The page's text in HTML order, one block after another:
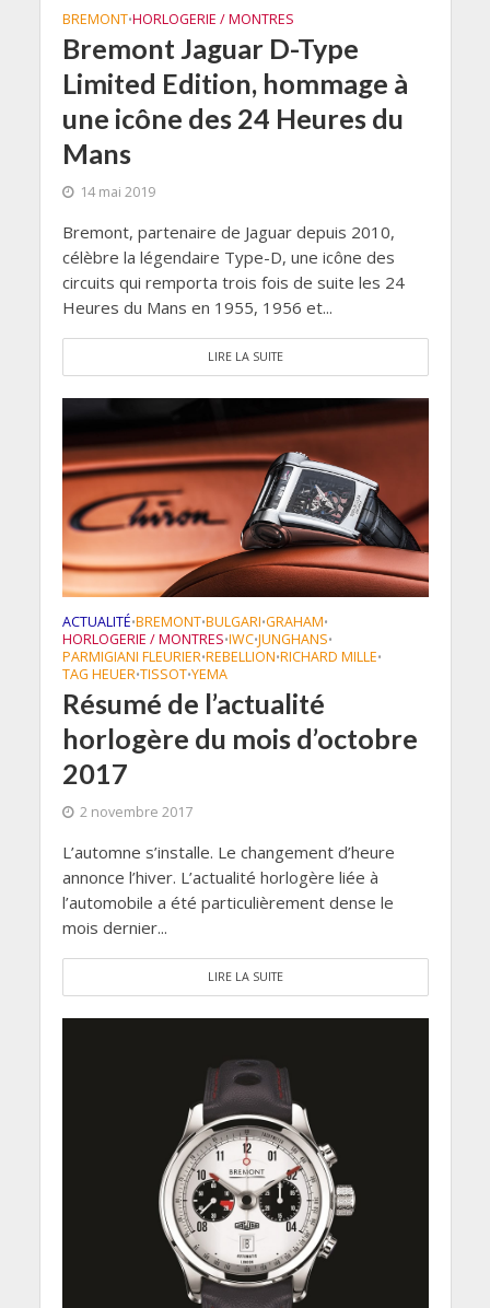
BREMONT•HORLOGERIE / MONTRES
Bremont Jaguar D-Type
Limited Edition, hommage à
une icône des 24 Heures du
Mans
14 mai 2019
Bremont, partenaire de Jaguar depuis 2010,
célèbre la légendaire Type-D, une icône des
circuits qui remporta trois fois de suite les 24
Heures du Mans en 1955, 1956 et...
LIRE LA SUITE
ACTUALITÉ•BREMONT•BULGARI•GRAHAM•
HORLOGERIE / MONTRES•IWC•JUNGHANS•
PARMIGIANI FLEURIER•REBELLION•RICHARD MILLE•
TAG HEUER•TISSOT•YEMA
Résumé de l’actualité
horlogère du mois d’octobre
2017
2 novembre 2017
L’automne s’installe. Le changement d’heure
annonce l’hiver. L’actualité horlogère liée à
l’automobile a été particulièrement dense le
mois dernier...
LIRE LA SUITE